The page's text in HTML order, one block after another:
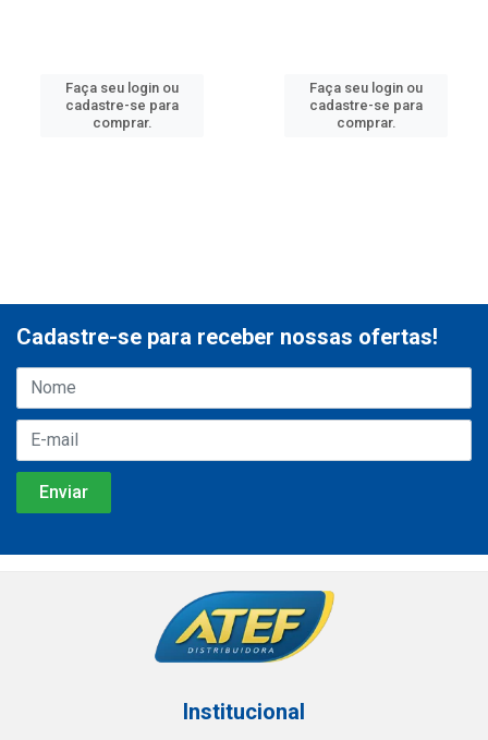
Faça seu login ou
cadastre-se para
comprar.
Faça seu login ou
cadastre-se para
comprar.
Cadastre-se para receber nossas ofertas!
Institucional